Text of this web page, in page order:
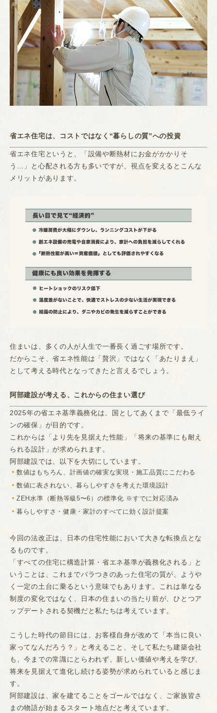
省エネ住宅は、コストではなく“暮らしの質”への投資
省エネ住宅というと、「設備や断熱材にお金がかかりそ
う…」と心配される方も多いですが、視点を変えるとこんな
メリットがあります。
住まいは、多くの人が人生で一番長く過ごす場所です。
だからこそ、省エネ性能は「贅沢」ではなく「あたりまえ」
として考える時代となってきたと言えるでしょう。
阿部建設が考える、これからの住まい選び
2025年の省エネ基準義務化は、国としてあくまで「最低ライ
ンの確保」が目的です。
これからは「より先を見据えた性能」「将来の基準にも耐え
られる設計」が求められます。
阿部建設では、以下を大切にしています。
数値はもちろん、計画値の確実な実現・施工品質にこだわる
数値に表されない、暮らしやすさを考えた環境設計
ZEH水準（断熱等級5〜6）の標準化 ※すでに対応済み
暮らしやすさ・健康・家計のすべてに効く設計提案
今回の法改正は、日本の住宅性能において大きな転換点とな
るものです。
「すべての住宅に構造計算・省エネ基準が義務化される」と
いうことは、これまでバラつきのあった住宅の質が、ようや
く一定の土台に乗るという意味でもあります。これは単なる
制度の変化ではなく、日本の住まいの当たり前が、ひとつア
ップデートされる契機だと私たちは考えています。
こうした時代の節目には、お客様自身が改めて「本当に良い
家ってなんだろう？」と考えること、そして私たち建築会社
も、今までの常識にとらわれず、新しい価値や考えを学び、
将来を見据えて進化し続ける姿勢が求められていると感じま
す。
阿部建設は、家を建てることをゴールではなく、ご家族皆さ
まの物語が始まるスタート地点だと考えています。